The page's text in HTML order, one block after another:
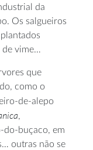
da
Os salgueiros
de vime…
que
como o
de-alepo
,
do-buçaco, em
outras não se